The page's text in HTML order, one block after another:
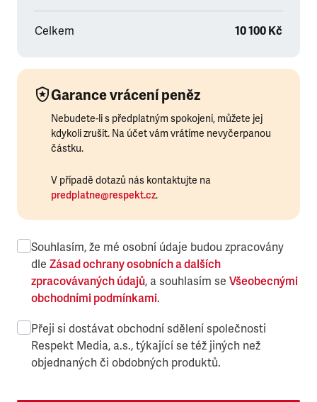
Celkem 10 100 Kč
Garance vrácení peněz
Nebudete-li s předplatným spokojeni, můžete jej
kdykoli zrušit. Na účet vám vrátíme nevyčerpanou
částku.
V případě dotazů nás kontaktujte na
predplatne@respekt.cz.
Souhlasím, že mé osobní údaje budou zpracovány
dle Zásad ochrany osobních a dalších
zpracovávaných údajů, a souhlasím se Všeobecnými
obchodními podmínkami.
Přeji si dostávat obchodní sdělení společnosti
Respekt Media, a.s., týkající se též jiných než
objednaných či obdobných produktů.